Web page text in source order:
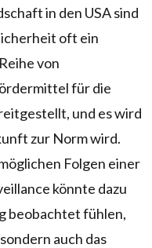
in den USA sind
oft ein
von
für die
und es wird
zur Norm wird.
Folgen einer
könnte dazu
beobachtet fühlen,
auch das